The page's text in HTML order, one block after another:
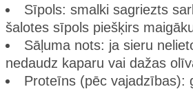
Sīpols: smalki sagriezts
šalotes sīpols piešķirs
Sāļuma nots: ja sieru
nedaudz kaparu vai dažas
Proteīns (pēc vajadzības):